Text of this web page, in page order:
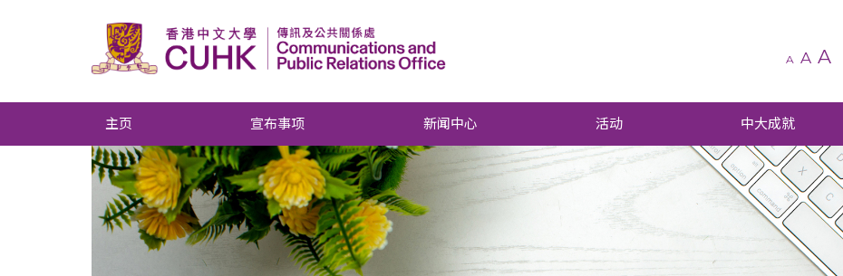
A A A
主页 宣布事项 新闻中心 活动 中大成就